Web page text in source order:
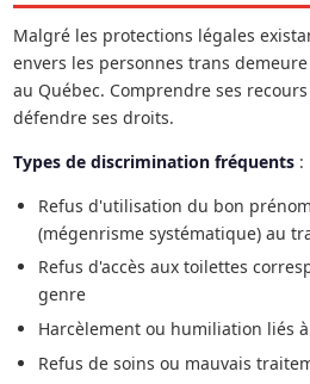
Malgré les protections légales
envers les personnes trans
au Québec. Comprendre ses
défendre ses droits.
Types de discrimination fréquents :
Refus d'utilisation du bon
(mégenrisme systématique) au
Refus d'accès aux toilettes
genre
Harcèlement ou humiliation liés
Refus de soins ou mauvais